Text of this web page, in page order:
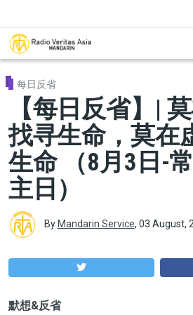
每日反省
【每日反省】|
找寻生命，莫在
生命 （8月3日-
主日）
By Mandarin Service, 03 August,
默想&反省